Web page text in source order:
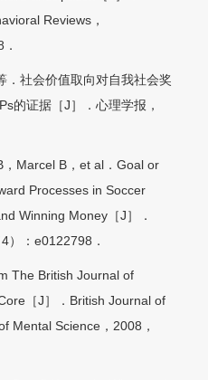
Reviews，
．社会价值取向对自我社会奖
的证据［J］．心理学报，
，Marcel B，et al．Goal or
Processes in Soccer
Winning Money［J］．
）：e0122798．
The British Journal of
［J］．British Journal of
Mental Science，2008，